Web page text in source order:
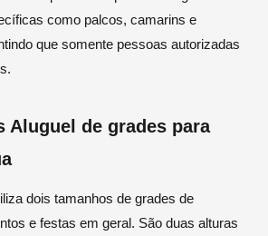
como palcos, camarins e
que somente pessoas autorizadas
Aluguel de grades para
dois tamanhos de grades de
e festas em geral. São duas alturas